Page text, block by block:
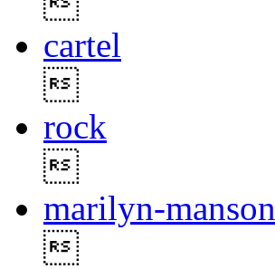
cartel
rock
marilyn-manson